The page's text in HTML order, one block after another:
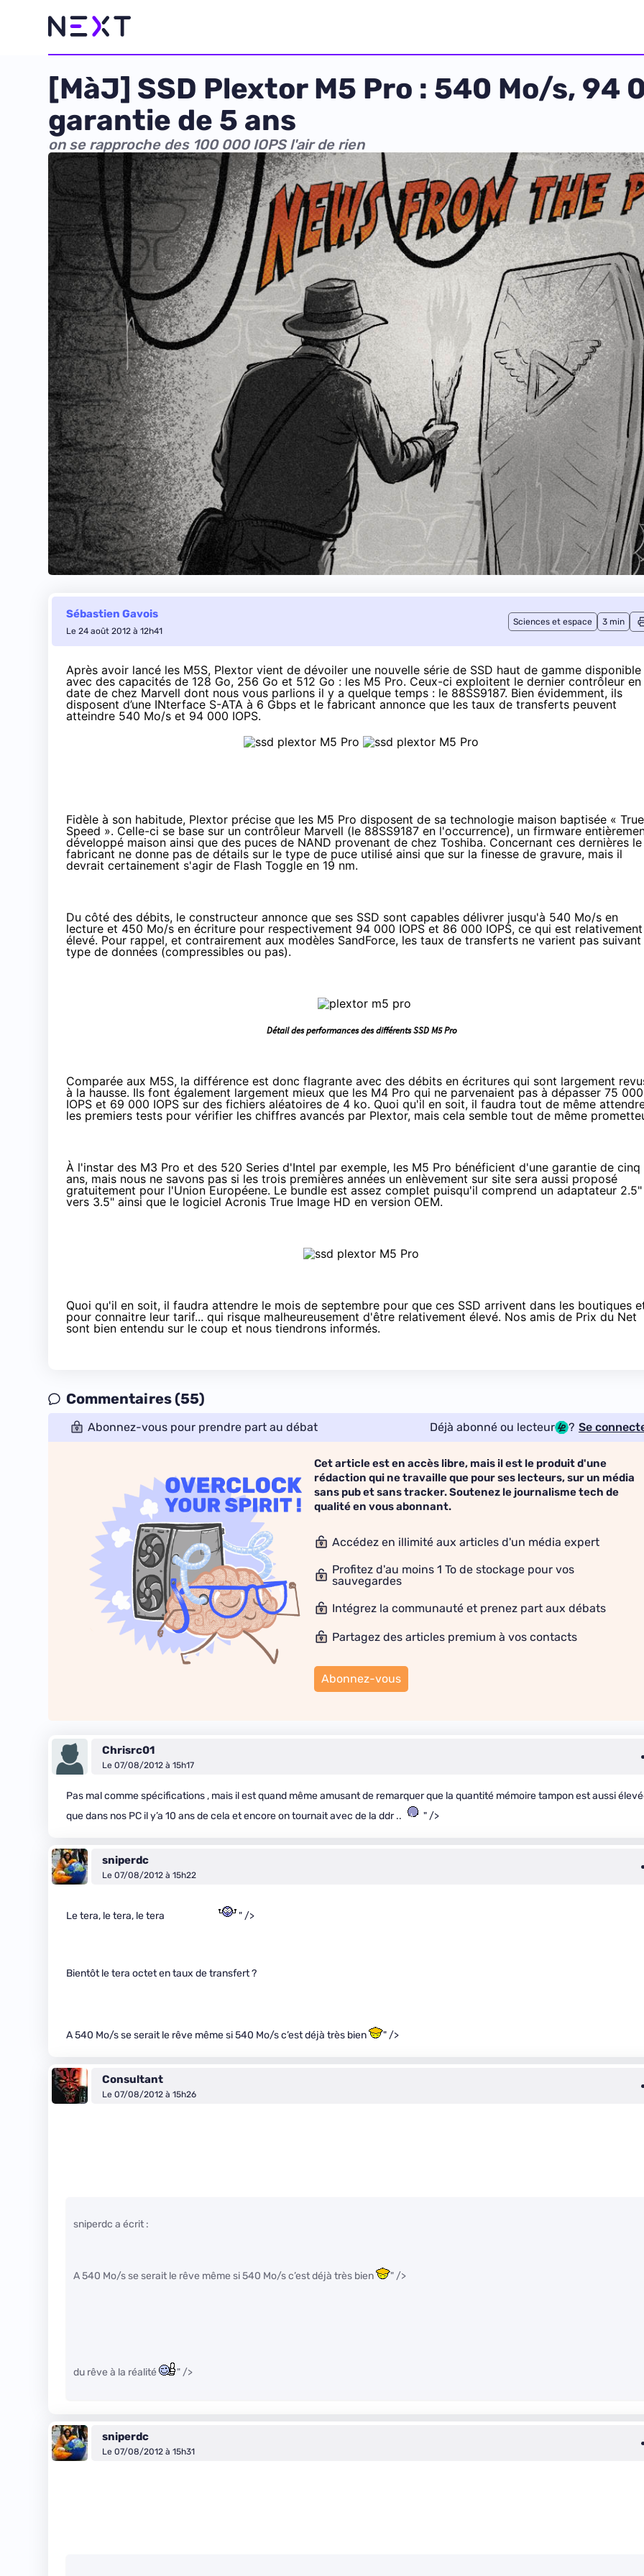
[MàJ] SSD Plextor M5 Pro : 540 Mo/s, 94
garantie de 5 ans
on se rapproche des 100 000 IOPS l'air de rien
Sébastien Gavois
Le 24 août 2012 à 12h41
Sciences et espace 3 min
Après avoir lancé les M5S, Plextor vient de dévoiler une nouvelle série de SSD haut de gamme disponible
avec des capacités de 128 Go, 256 Go et 512 Go : les M5 Pro. Ceux-ci exploitent le dernier contrôleur en
date de chez Marvell dont nous vous parlions il y a quelque temps : le 88SS9187. Bien évidemment, ils
disposent d’une INterface S-ATA à 6 Gbps et le fabricant annonce que les taux de transferts peuvent
atteindre 540 Mo/s et 94 000 IOPS.
Fidèle à son habitude, Plextor précise que les M5 Pro disposent de sa technologie maison baptisée « True
Speed ». Celle-ci se base sur un contrôleur Marvell (le 88SS9187 en l'occurrence), un firmware
développé maison ainsi que des puces de NAND provenant de chez Toshiba. Concernant ces dernières le
fabricant ne donne pas de détails sur le type de puce utilisé ainsi que sur la finesse de gravure, mais il
devrait certainement s'agir de Flash Toggle en 19 nm.
Du côté des débits, le constructeur annonce que ses SSD sont capables délivrer jusqu'à 540 Mo/s en
lecture et 450 Mo/s en écriture pour respectivement 94 000 IOPS et 86 000 IOPS, ce qui est relativement
élevé. Pour rappel, et contrairement aux modèles SandForce, les taux de transferts ne varient pas suivant
type de données (compressibles ou pas).
Détail des performances des différents SSD M5 Pro
Comparée aux M5S, la différence est donc flagrante avec des débits en écritures qui sont largement
à la hausse. Ils font également largement mieux que les M4 Pro qui ne parvenaient pas à dépasser 75 000
IOPS et 69 000 IOPS sur des fichiers aléatoires de 4 ko. Quoi qu'il en soit, il faudra tout de même
les premiers tests pour vérifier les chiffres avancés par Plextor, mais cela semble tout de même
À l'instar des M3 Pro et des 520 Series d'Intel par exemple, les M5 Pro bénéficient d'une garantie de cinq
ans, mais nous ne savons pas si les trois premières années un enlèvement sur site sera aussi proposé
gratuitement pour l'Union Européene. Le bundle est assez complet puisqu'il comprend un adaptateur 2.5"
vers 3.5" ainsi que le logiciel Acronis True Image HD en version OEM.
Quoi qu'il en soit, il faudra attendre le mois de septembre pour que ces SSD arrivent dans les boutiques
pour connaitre leur tarif... qui risque malheureusement d'être relativement élevé. Nos amis de Prix du Net
sont bien entendu sur le coup et nous tiendrons informés.
Commentaires (55)
Abonnez-vous pour prendre part au débat Déjà abonné ou lecteur ? Se
Cet article est en accès libre, mais il est le produit d'une
rédaction qui ne travaille que pour ses lecteurs, sur un média
sans pub et sans tracker. Soutenez le journalisme tech de
qualité en vous abonnant.
Accédez en illimité aux articles d'un média expert
Profitez d'au moins 1 To de stockage pour vos
sauvegardes
Intégrez la communauté et prenez part aux débats
Partagez des articles premium à vos contacts
Abonnez-vous
Chrisrc01
Le 07/08/2012 à 15h17
Pas mal comme spécifications , mais il est quand même amusant de remarquer que la quantité mémoire tampon est aussi
que dans nos PC il y’a 10 ans de cela et encore on tournait avec de la ddr ..
" />
sniperdc
Le 07/08/2012 à 15h22
Le tera, le tera, le tera " />
Bientôt le tera octet en taux de transfert ?
A 540 Mo/s se serait le rêve même si 540 Mo/s c’est déjà très bien " />
Consultant
Le 07/08/2012 à 15h26
sniperdc a écrit :
A 540 Mo/s se serait le rêve même si 540 Mo/s c’est déjà très bien " />
du rêve à la réalité " />
sniperdc
Le 07/08/2012 à 15h31